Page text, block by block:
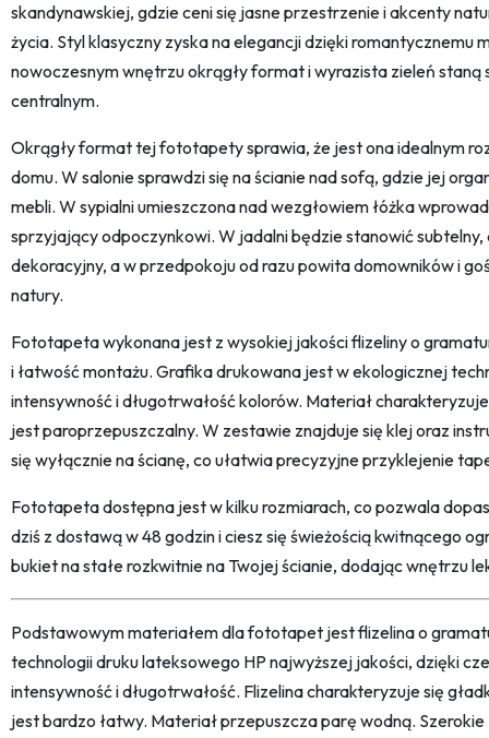
skandynawskiej, gdzie ceni się jasne przestrzenie i akcenty
życia. Styl klasyczny zyska na elegancji dzięki romantycznemu
nowoczesnym wnętrzu okrągły format i wyrazista zieleń staną
centralnym.
Okrągły format tej fototapety sprawia, że jest ona idealnym
domu. W salonie sprawdzi się na ścianie nad sofą, gdzie jej
mebli. W sypialni umieszczona nad wezgłowiem łóżka
sprzyjający odpoczynkowi. W jadalni będzie stanowić
dekoracyjny, a w przedpokoju od razu powita domowników i
natury.
Fototapeta wykonana jest z wysokiej jakości flizeliny o
i łatwość montażu. Grafika drukowana jest w ekologicznej
intensywność i długotrwałość kolorów. Materiał
jest paroprzepuszczalny. W zestawie znajduje się klej oraz
się wyłącznie na ścianę, co ułatwia precyzyjne przyklejenie
Fototapeta dostępna jest w kilku rozmiarach, co pozwala
dziś z dostawą w 48 godzin i ciesz się świeżością kwitnącego
bukiet na stałe rozkwitnie na Twojej ścianie, dodając wnętrzu
Podstawowym materiałem dla fototapet jest flizelina o
technologii druku lateksowego HP najwyższej jakości, dzięki
intensywność i długotrwałość. Flizelina charakteryzuje się
jest bardzo łatwy. Materiał przepuszcza parę wodną.